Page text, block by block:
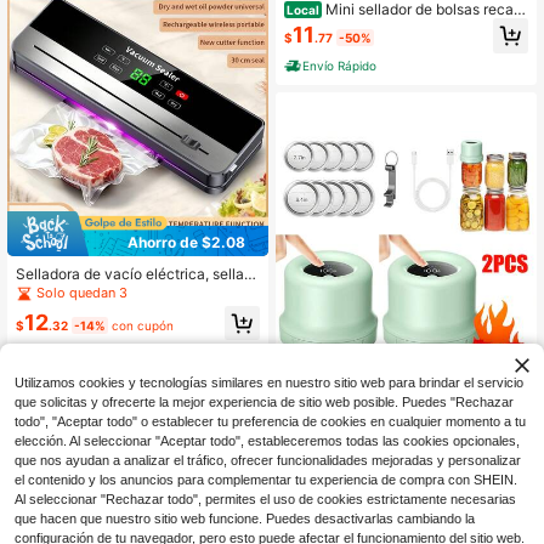
enamiento de aperitivos, electrodo
méstico elegante, diseño compact
o, máquina de alta eficiencia, conse
rvación de alimentos, sellador USB,
recargable por USB - Adecuado par
a frutas, verduras, aperitivos y patat
as fritas - Herramienta esencial par
a picnics al aire libre, diseño compa
cto, construcción resistente, cortad
or incorporado, perfecto para uso e
n la cocina del hogar
Ahorro de $2.08
Selladora de vacío eléctrica, sellad
ora de alimentos de cocina, cortado
r incorporado, máquina de envasad
o al vacío para alimentos secos & h
úmedos
Solo quedan 3
$12.32 -14% con cupón
Local Mini sellador de bolsas recarg
able de 3000mAh, tira de sellado d
e 3.93 pulgadas, 3 ajustes de veloc
idad para bolsas de plástico de vari
os grosores, snacks y comida para
$11 .77 -50%
Envío Rápido
Ahorro de $28.25
Local Máquina de sellado al vacío e
léctrica tres en uno para tarros Mas
on con succión potente de 85 kPa,
boca ancha, función de bolsa de va
cío, sellado automático, almacenam
$15.55 -64%
Envío Rápido
Utilizamos cookies y tecnologías similares en nuestro sitio web para brindar el servicio
que solicitas y ofrecerte la mejor experiencia de sitio web posible. Puedes "Rechazar
todo", "Aceptar todo" o establecer tu preferencia de cookies en cualquier momento a tu
elección. Al seleccionar "Aceptar todo", estableceremos todas las cookies opcionales,
que nos ayudan a analizar el tráfico, ofrecer funcionalidades mejoradas y personalizar
el contenido y los anuncios para complementar tu experiencia de compra con SHEIN.
Al seleccionar "Rechazar todo", permites el uso de cookies estrictamente necesarias
que hacen que nuestro sitio web funcione. Puedes desactivarlas cambiando la
configuración de tu navegador, pero esto puede afectar el funcionamiento del sitio web.